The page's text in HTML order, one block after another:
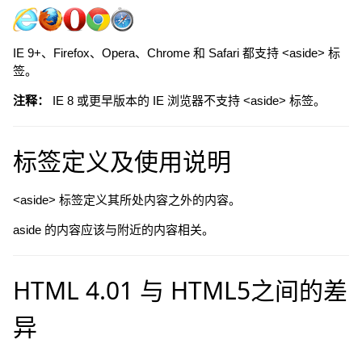
IE 9+、Firefox、Opera、Chrome 和 Safari 都支持 <aside> 标
签。
注释： IE 8 或更早版本的 IE 浏览器不支持 <aside> 标签。
标签定义及使用说明
<aside> 标签定义其所处内容之外的内容。
aside 的内容应该与附近的内容相关。
HTML 4.01 与 HTML5之间的差
异